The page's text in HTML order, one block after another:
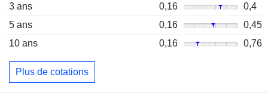
3 ans
0,16
0,4
5 ans
0,16
0,45
10 ans
0,16 0,76
Plus de cotations